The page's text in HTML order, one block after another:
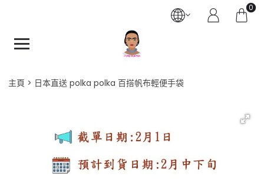
0
主頁 日本直送 polka polka 百搭帆布輕便手袋